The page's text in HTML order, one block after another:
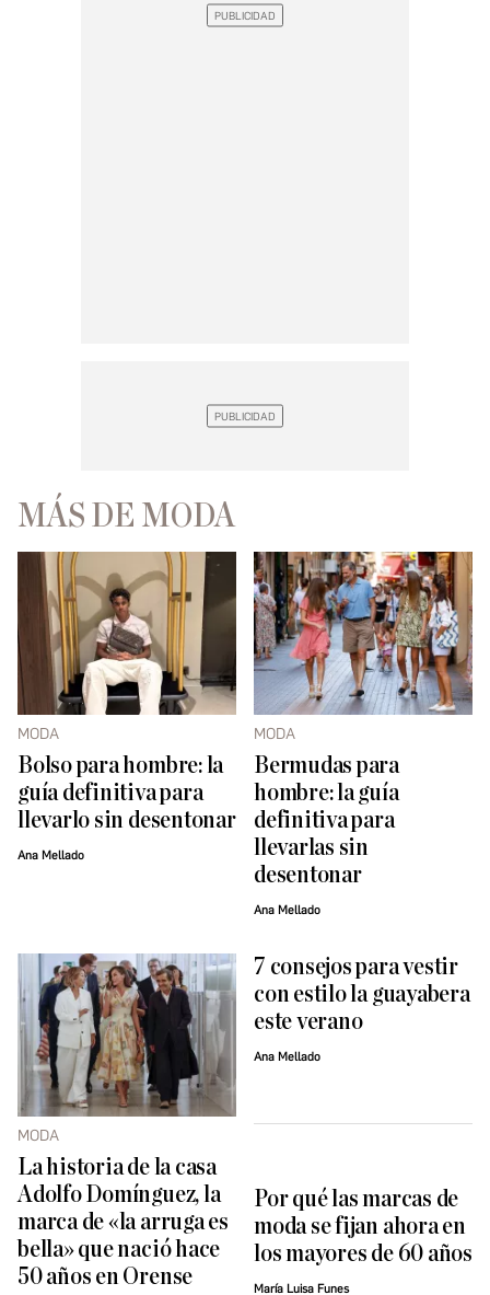
MÁS DE MODA
MODA
Bolso para hombre: la
guía definitiva para
llevarlo sin desentonar
Ana Mellado
MODA
Bermudas para
hombre: la guía
definitiva para
llevarlas sin
desentonar
Ana Mellado
MODA
La historia de la casa
Adolfo Domínguez, la
marca de «la arruga es
bella» que nació hace
50 años en Orense
7 consejos para vestir
con estilo la guayabera
este verano
Ana Mellado
Por qué las marcas de
moda se fijan ahora en
los mayores de 60 años
María Luisa Funes